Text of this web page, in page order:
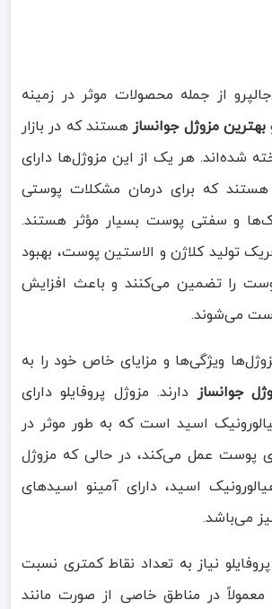
جالپرو از جمله محصولات موثر در زمینه
بهترین مزوژل جوانساز هستند که در بازار
شده‌اند. هر یک از این مزوژل‌ها دارای
هستند که برای درمان مشکلات پوستی
و سفتی پوست بسیار مؤثر هستند.
تولید کلاژن و الاستین پوست، بهبود
را تضمین می‌کنند و باعث افزایش
می‌شوند.
ویژگی‌ها و مزایای خاص خود را به
جوانساز دارند. مزوژل پروفایلو دارای
اسید است که به طور موثر در
پوست عمل می‌کند، در حالی که مزوژل
اسید، دارای آمینو اسیدهای
می‌باشد.
نیاز به تعداد نقاط کمتری نسبت
در مناطق خاصی از صورت مانند